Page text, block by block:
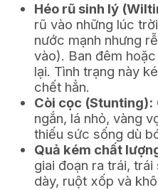
Héo rũ sinh lý
rũ vào những lúc
nước mạnh nhưng
vào). Ban đêm
lại. Tình trạng này
chết hẳn.
Còi cọc (Stunting):
ngắn, lá nhỏ, vàng
thiếu sức sống dù
Quả kém chất
giai đoạn ra trái,
dày, ruột xốp và